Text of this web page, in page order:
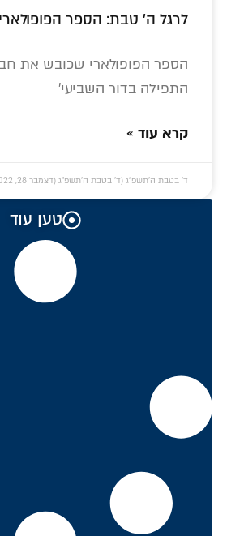
לרגל ה' טבת: הספר
הספר הפופולארי שכובש את
התפילה בדור השביעי'
קרא עוד »
ד׳ בטבת ה׳תשפ״ג (ד׳ בטבת ה׳תשפ״ג (דצמבר 28, 2022))
טען עוד